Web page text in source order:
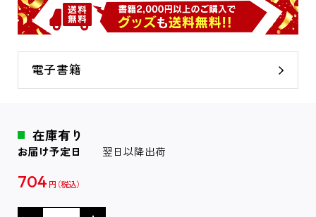
電子書籍
在庫有り
お届け予定日 翌日以降出荷
704 円